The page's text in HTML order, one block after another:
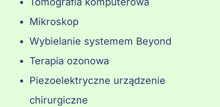
Mikroskop
Wybielanie systemem Beyond
Terapia ozonowa
Piezoelektryczne urządzenie
chirurgiczne